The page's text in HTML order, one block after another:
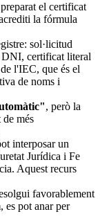
el certificat
la fórmula
sol·licitud
DNI, certificat literal
l'IEC, que és el
de noms i
, però la
de més
interposar un
Jurídica i Fe
Aquest recurs
favorablement
es pot anar per